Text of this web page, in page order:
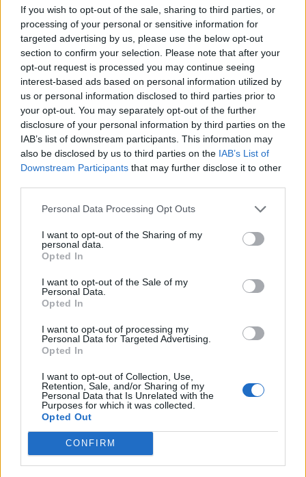
If you wish to opt-out of the sale, sharing to third parties, or
processing of your personal or sensitive information for
targeted advertising by us, please use the below opt-out
section to confirm your selection. Please note that after your
opt-out request is processed you may continue seeing
interest-based ads based on personal information utilized by
us or personal information disclosed to third parties prior to
your opt-out. You may separately opt-out of the further
disclosure of your personal information by third parties on the
IAB’s list of downstream participants. This information may
also be disclosed by us to third parties on the IAB’s List of
Downstream Participants that may further disclose it to other
Personal Data Processing Opt Outs
I want to opt-out of the Sharing of my
personal data.
Opted In
I want to opt-out of the Sale of my
Personal Data.
Opted In
I want to opt-out of processing my
Personal Data for Targeted Advertising.
Opted In
I want to opt-out of Collection, Use,
Retention, Sale, and/or Sharing of my
Personal Data that Is Unrelated with the
Purposes for which it was collected.
Opted Out
CONFIRM
ниското ниво на Дунав
04.08.2026 / 16:30
Търговският дефицит на САЩ с ЕС е
нараснал с 36,4% през юни
04.08.2026 / 16:00